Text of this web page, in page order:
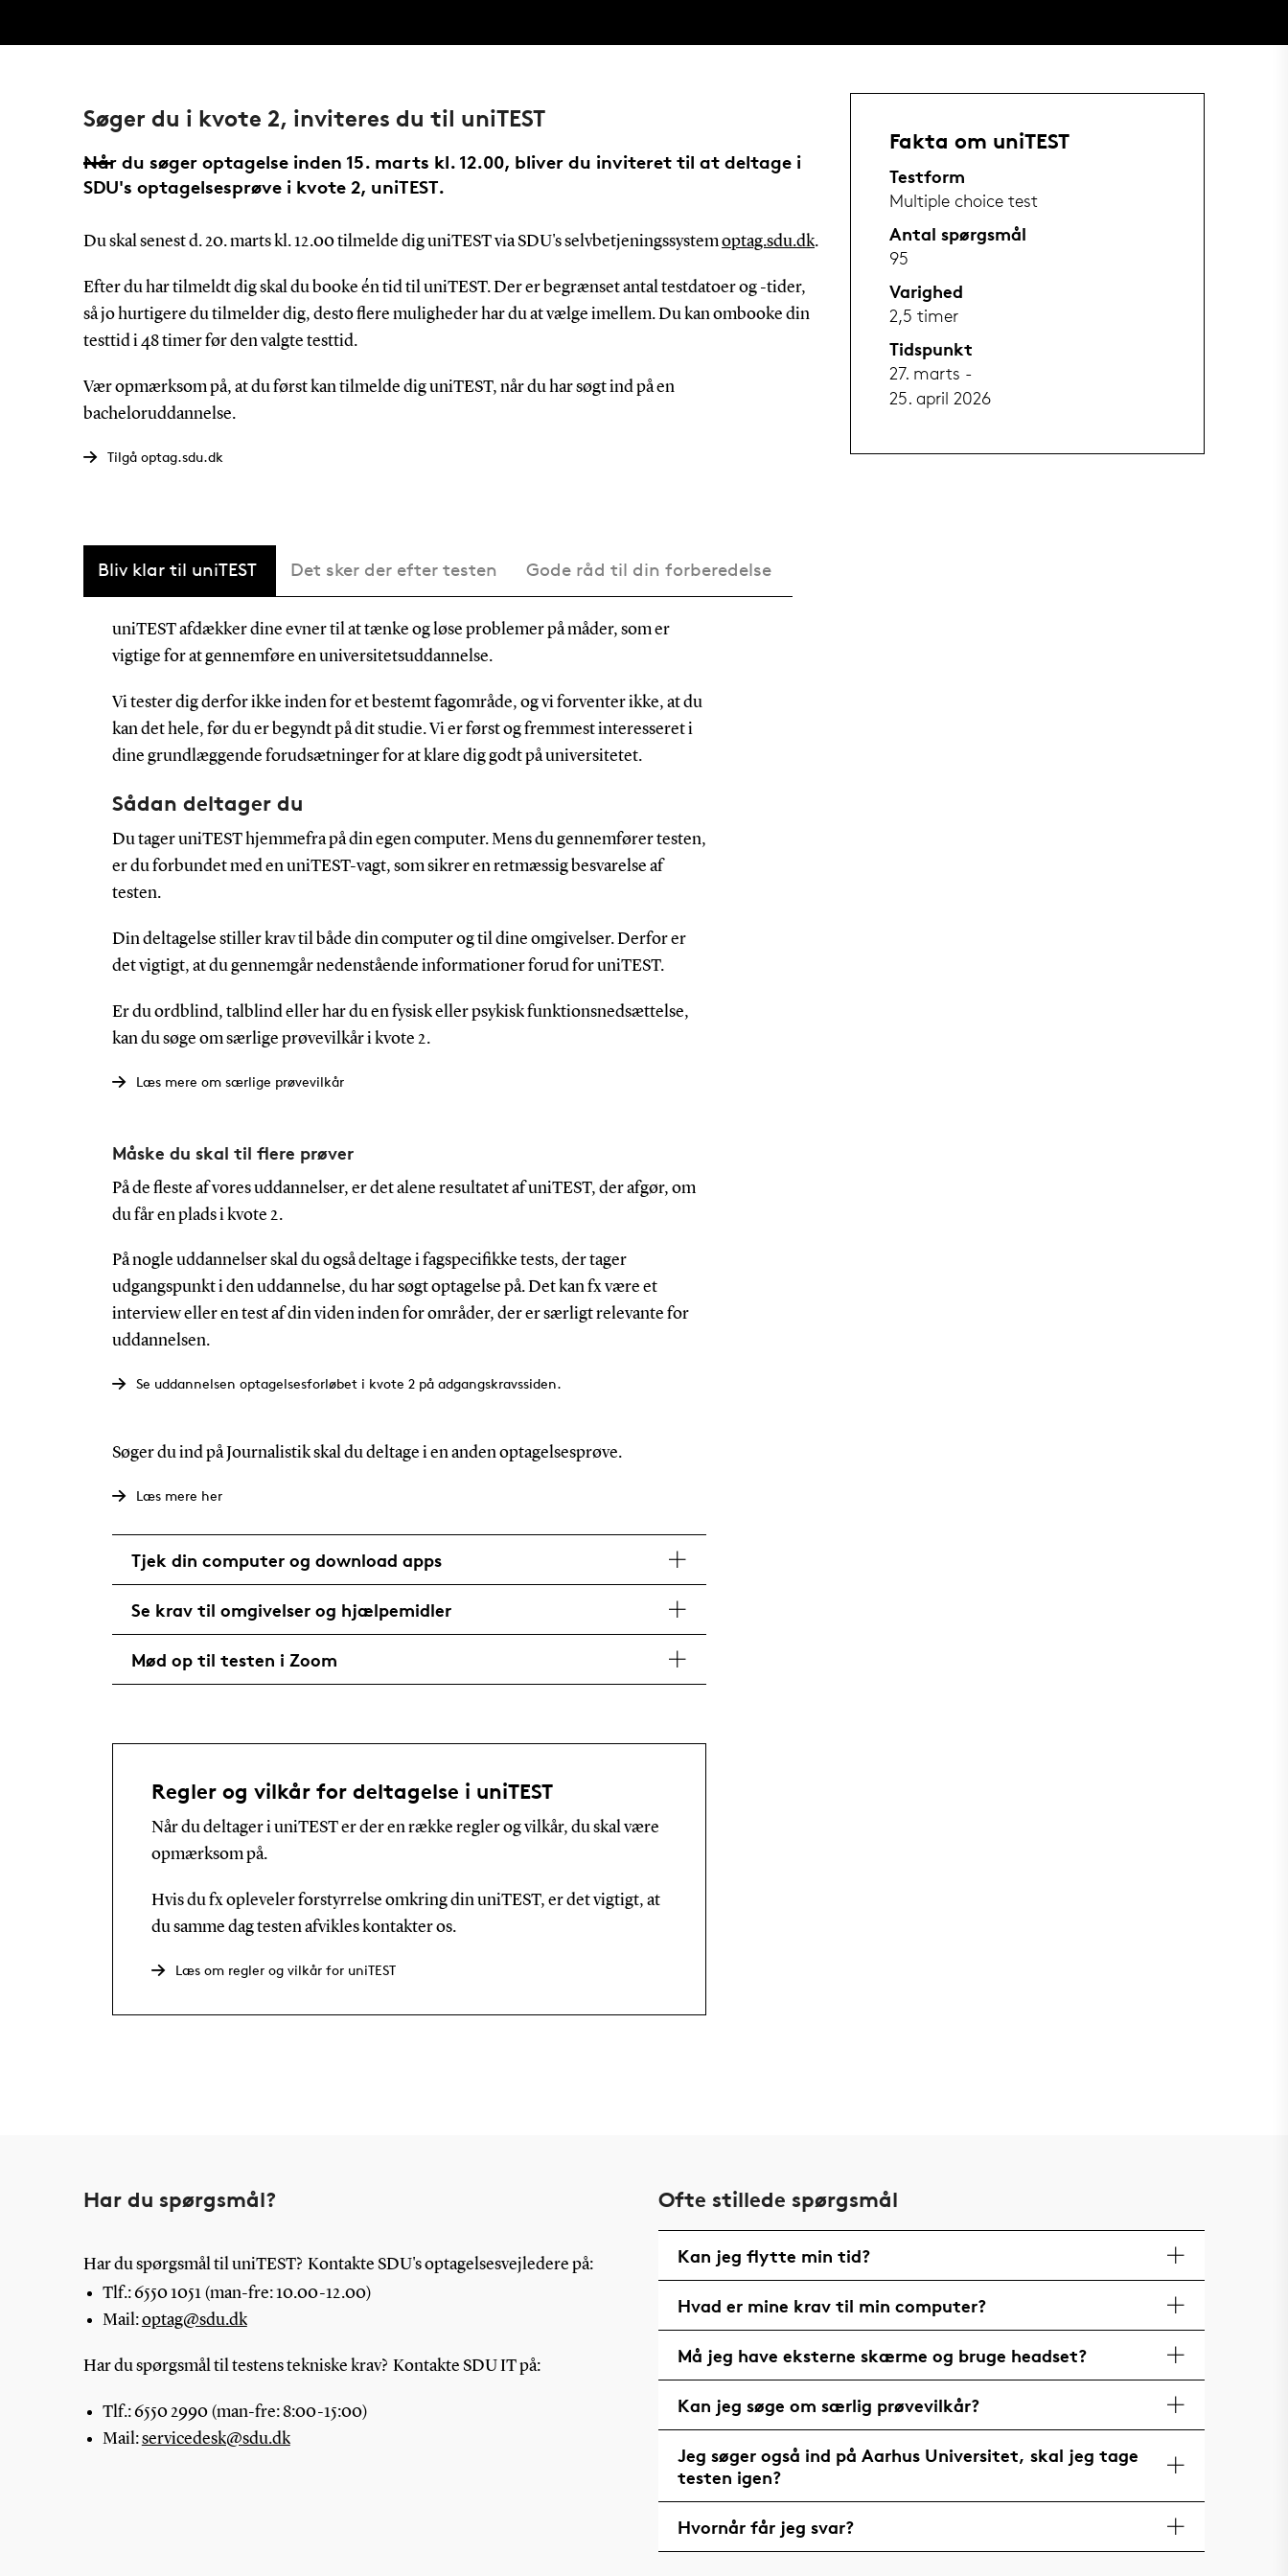
Søger du i kvote 2, inviteres du til uniTEST
Når du søger optagelse inden 15. marts kl. 12.00, bliver du inviteret til at deltage i
SDU's optagelsesprøve i kvote 2, uniTEST.
Du skal senest d. 20. marts kl. 12.00 tilmelde dig uniTEST via SDU's selvbetjeningssystem optag.sdu.dk.
Efter du har tilmeldt dig skal du booke én tid til uniTEST. Der er begrænset antal testdatoer og -tider,
så jo hurtigere du tilmelder dig, desto flere muligheder har du at vælge imellem. Du kan ombooke din
testtid i 48 timer før den valgte testtid.
Vær opmærksom på, at du først kan tilmelde dig uniTEST, når du har søgt ind på en
bacheloruddannelse.
Tilgå optag.sdu.dk
Fakta om uniTEST
Testform
Multiple choice test
Antal spørgsmål
95
Varighed
2,5 timer
Tidspunkt
27. marts -
25. april 2026
Bliv klar til uniTEST Det sker der efter testen Gode råd til din forberedelse
uniTEST afdækker dine evner til at tænke og løse problemer på måder, som er
vigtige for at gennemføre en universitetsuddannelse.
Vi tester dig derfor ikke inden for et bestemt fagområde, og vi forventer ikke, at du
kan det hele, før du er begyndt på dit studie. Vi er først og fremmest interesseret i
dine grundlæggende forudsætninger for at klare dig godt på universitetet.
Sådan deltager du
Du tager uniTEST hjemmefra på din egen computer. Mens du gennemfører testen,
er du forbundet med en uniTEST-vagt, som sikrer en retmæssig besvarelse af
testen.
Din deltagelse stiller krav til både din computer og til dine omgivelser. Derfor er
det vigtigt, at du gennemgår nedenstående informationer forud for uniTEST.
Er du ordblind, talblind eller har du en fysisk eller psykisk funktionsnedsættelse,
kan du søge om særlige prøvevilkår i kvote 2.
Læs mere om særlige prøvevilkår
Måske du skal til flere prøver
På de fleste af vores uddannelser, er det alene resultatet af uniTEST, der afgør, om
du får en plads i kvote 2.
På nogle uddannelser skal du også deltage i fagspecifikke tests, der tager
udgangspunkt i den uddannelse, du har søgt optagelse på. Det kan fx være et
interview eller en test af din viden inden for områder, der er særligt relevante for
uddannelsen.
Se uddannelsen optagelsesforløbet i kvote 2 på adgangskravssiden.
Søger du ind på Journalistik skal du deltage i en anden optagelsesprøve.
Læs mere her
Tjek din computer og download apps
Se krav til omgivelser og hjælpemidler
Mød op til testen i Zoom
Regler og vilkår for deltagelse i uniTEST
Når du deltager i uniTEST er der en række regler og vilkår, du skal være
opmærksom på.
Hvis du fx opleveler forstyrrelse omkring din uniTEST, er det vigtigt, at
du samme dag testen afvikles kontakter os.
Læs om regler og vilkår for uniTEST
Har du spørgsmål?
Har du spørgsmål til uniTEST? Kontakte SDU's optagelsesvejledere på:
Tlf.: 6550 1051 (man-fre: 10.00-12.00)
Mail:optag@sdu.dk
Har du spørgsmål til testens tekniske krav? Kontakte SDU IT på:
Tlf.: 6550 2990 (man-fre: 8:00-15:00)
Mail:servicedesk@sdu.dk
Ofte stillede spørgsmål
Kan jeg flytte min tid?
Hvad er mine krav til min computer?
Må jeg have eksterne skærme og bruge headset?
Kan jeg søge om særlig prøvevilkår?
Jeg søger også ind på Aarhus Universitet, skal jeg tage
testen igen?
Hvornår får jeg svar?